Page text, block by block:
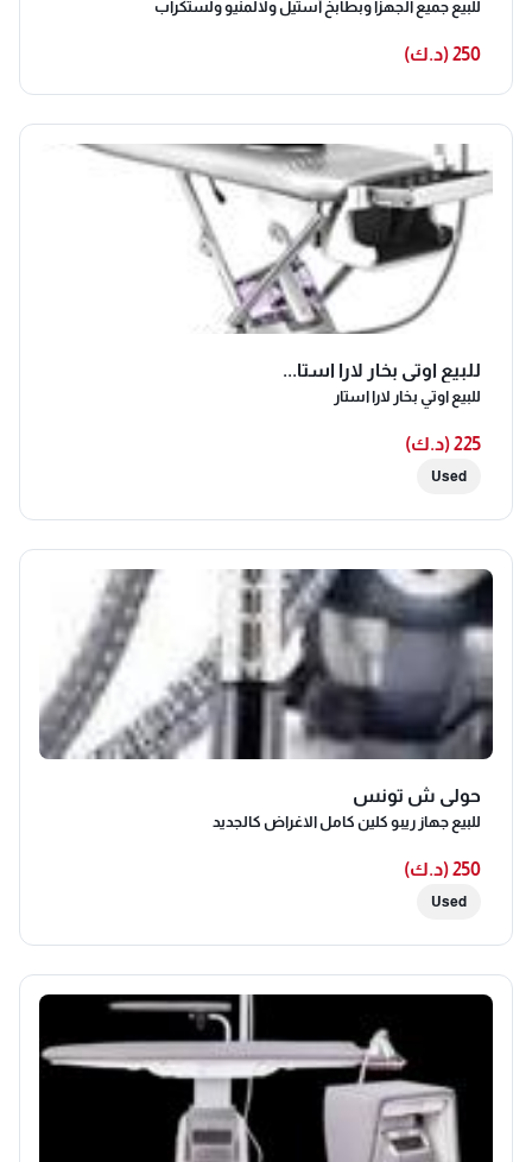
للبيع جميع الجهزا وبطابخ أستيل ولالمنيو ولستكراب
250 (د.ك)
للبيع اوتي بخار لارا استا...
للبيع اوتي بخار لارا استار
225 (د.ك)
Used
حولي ش تونس
للبيع جهاز ريبو كلين كامل الاغراض كالجديد
250 (د.ك)
Used